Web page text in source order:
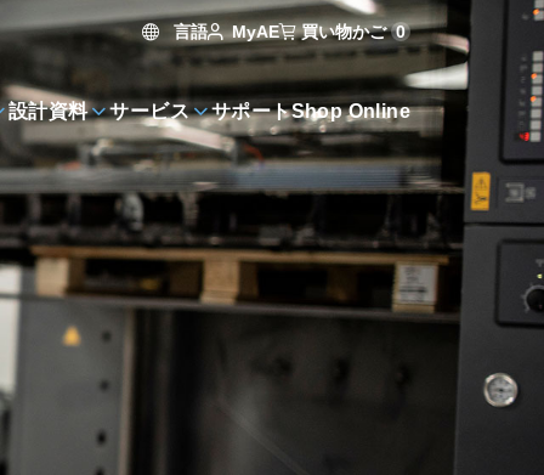
言語 MyAE 買い物かご 0
設計資料 サービス サポートShop Online